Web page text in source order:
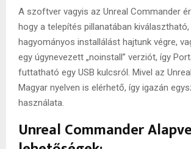
A szoftver vagyis az Unreal Commander
hogy a telepítés pillanatában
hagyományos installálást hajtunk végre,
egy úgynevezett „noinstall” verziót, így
futtatható egy USB kulcsról. Mivel az
Magyar nyelven is elérhető, így igazán
használata.
Unreal Commander